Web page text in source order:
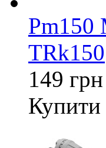
Pm150
TRk150
149 грн
Купити